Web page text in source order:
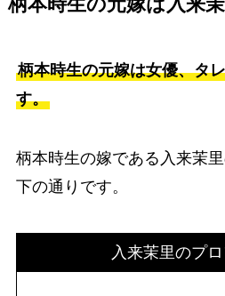
柄本時生の元嫁は女優、タ
す。
柄本時生の嫁である入来茉
下の通りです。
入来茉里のプ